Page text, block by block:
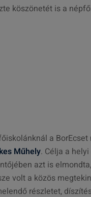
köszönetét is a
a
Műhely. Célja a
azt is
volt a közös
részletet,